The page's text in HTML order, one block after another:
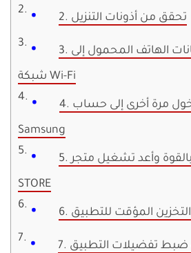
2. تحقق من أذونات التنزيل
3. التبديل من بيانات الهاتف المحمول إلى
شبكة Wi-Fi
4. تسجيل الدخول مرة أخرى إلى حساب
Samsung
5. الإنهاء بالقوة وأعد تشغيل متجر GALAXY
STORE
المؤقت للتطبيق
ضبط تفضيلات التطبيق